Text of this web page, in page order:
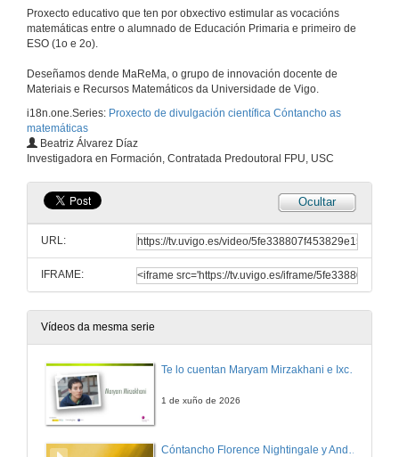
Proxecto educativo que ten por obxectivo estimular as vocacións
matemáticas entre o alumnado de Educación Primaria e primeiro de
ESO (1o e 2o).
Deseñamos dende MaReMa, o grupo de innovación docente de
Materiais e Recursos Matemáticos da Universidade de Vigo.
i18n.one.Series: Proxecto de divulgación científica Cóntancho as
matemáticas
Beatriz Álvarez Díaz
Investigadora en Formación, Contratada Predoutoral FPU, USC
Ocultar
URL:
IFRAME:
Vídeos da mesma serie
Te lo cuentan Maryam Mirzakhani e Ixchel D. Gutiérrez
1 de xuño de 2026